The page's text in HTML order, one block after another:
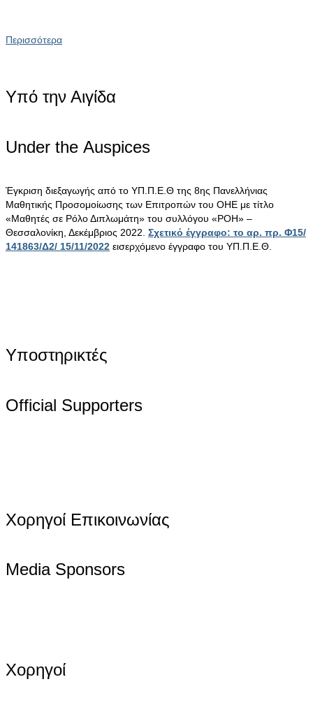
Περισσότερα
Υπό την Αιγίδα
Under the Αuspices
Έγκριση διεξαγωγής από το ΥΠ.Π.Ε.Θ της 8ης Πανελλήνιας
Μαθητικής Προσομοίωσης των Επιτροπών του ΟΗΕ με τίτλο
«Μαθητές σε Ρόλο Διπλωμάτη» του συλλόγου «ΡΟΗ» –
Θεσσαλονίκη, Δεκέμβριος 2022. Σχετικό έγγραφο: το αρ. πρ. Φ15/
141863/Δ2/ 15/11/2022 εισερχόμενο έγγραφο του ΥΠ.Π.Ε.Θ.
Υποστηρικτές
Official Supporters
Χορηγοί Επικοινωνίας
Media Sponsors
Χορηγοί